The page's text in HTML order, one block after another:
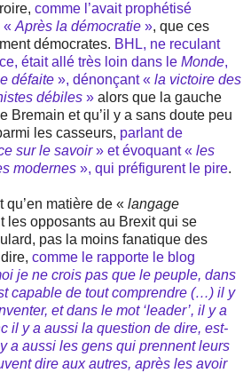
comme l’avait prophétisé
« Après la démocratie », que ces
démocrates. BHL, ne reculant
était allé très loin dans le Monde,
défaite », dénonçant « la victoire des
débiles » alors que la gauche
Bremain et qu’il y a sans doute peu
les casseurs, parlant de
sur le savoir» et évoquant « les
modernes », qui préfigurent le pire.
qu’en matière de « langage
les opposants au Brexit qui se
pas la moins fanatique des
comme le rapporte le blog
je ne crois pas que le peuple, dans
capable de tout comprendre (…) il y
et dans le mot ‘leader’, il y a
il y a aussi la question de dire, est-
a aussi les gens qui prennent leurs
dire aux autres, après les avoir